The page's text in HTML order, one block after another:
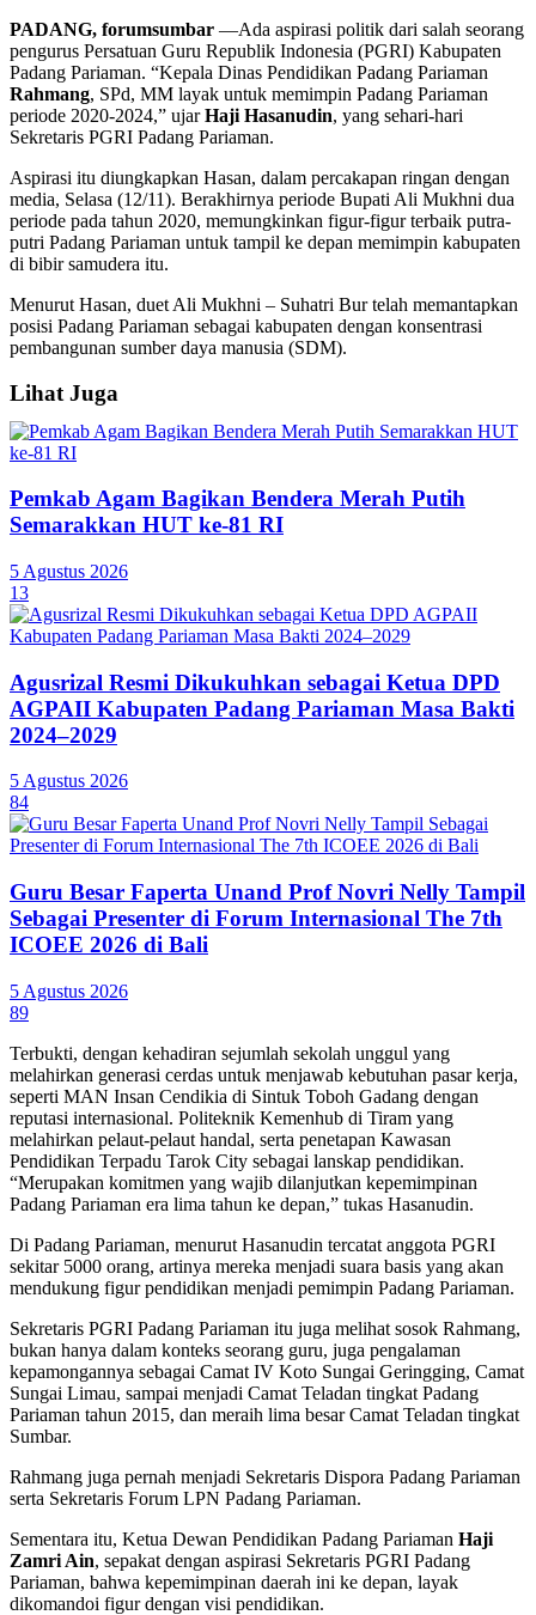
PADANG, forumsumbar —Ada aspirasi politik dari salah seorang
pengurus Persatuan Guru Republik Indonesia (PGRI) Kabupaten
Padang Pariaman. “Kepala Dinas Pendidikan Padang Pariaman
Rahmang, SPd, MM layak untuk memimpin Padang Pariaman
periode 2020-2024,” ujarHaji Hasanudin, yang sehari-hari
Sekretaris PGRI Padang Pariaman.
Aspirasi itu diungkapkan Hasan, dalam percakapan ringan dengan
media, Selasa (12/11). Berakhirnya periode Bupati Ali Mukhni dua
periode pada tahun 2020, memungkinkan figur-figur terbaik putra-
putri Padang Pariaman untuk tampil ke depan memimpin kabupaten
di bibir samudera itu.
Menurut Hasan, duet Ali Mukhni – Suhatri Bur telah memantapkan
posisi Padang Pariaman sebagai kabupaten dengan konsentrasi
pembangunan sumber daya manusia (SDM).
Lihat Juga
Pemkab Agam Bagikan Bendera Merah Putih
Semarakkan HUT ke-81 RI
5 Agustus 2026
13
Agusrizal Resmi Dikukuhkan sebagai Ketua DPD
AGPAII Kabupaten Padang Pariaman Masa Bakti
2024–2029
5 Agustus 2026
84
Guru Besar Faperta Unand Prof Novri Nelly Tampil
Sebagai Presenter di Forum Internasional The 7th
ICOEE 2026 di Bali
5 Agustus 2026
89
Terbukti, dengan kehadiran sejumlah sekolah unggul yang
melahirkan generasi cerdas untuk menjawab kebutuhan pasar kerja,
seperti MAN Insan Cendikia di Sintuk Toboh Gadang dengan
reputasi internasional. Politeknik Kemenhub di Tiram yang
melahirkan pelaut-pelaut handal, serta penetapan Kawasan
Pendidikan Terpadu Tarok City sebagai lanskap pendidikan.
“Merupakan komitmen yang wajib dilanjutkan kepemimpinan
Padang Pariaman era lima tahun ke depan,” tukas Hasanudin.
Di Padang Pariaman, menurut Hasanudin tercatat anggota PGRI
sekitar 5000 orang, artinya mereka menjadi suara basis yang akan
mendukung figur pendidikan menjadi pemimpin Padang Pariaman.
Sekretaris PGRI Padang Pariaman itu juga melihat sosok Rahmang,
bukan hanya dalam konteks seorang guru, juga pengalaman
kepamongannya sebagai Camat IV Koto Sungai Geringging, Camat
Sungai Limau, sampai menjadi Camat Teladan tingkat Padang
Pariaman tahun 2015, dan meraih lima besar Camat Teladan tingkat
Sumbar.
Rahmang juga pernah menjadi Sekretaris Dispora Padang Pariaman
serta Sekretaris Forum LPN Padang Pariaman.
Sementara itu, Ketua Dewan Pendidikan Padang Pariaman Haji
Zamri Ain, sepakat dengan aspirasi Sekretaris PGRI Padang
Pariaman, bahwa kepemimpinan daerah ini ke depan, layak
dikomandoi figur dengan visi pendidikan.